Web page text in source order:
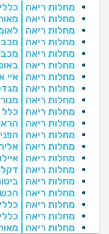
מחלות ריאה |
מחלות ריאה |
מחלות ריאה |
מחלות ריאה |
מחלות ריאה |
מחלות ריאה |
מחלות ריאה | איי
מחלות ריאה |
מחלות ריאה |
מחלות ריאה | כלל
מחלות ריאה |
מחלות ריאה |
מחלות ריאה |
מחלות ריאה |
מחלות ריאה |
מחלות ריאה |
מחלות ריאה |
מחלות ריאה |
מחלות ריאה |
מחלות ריאה |